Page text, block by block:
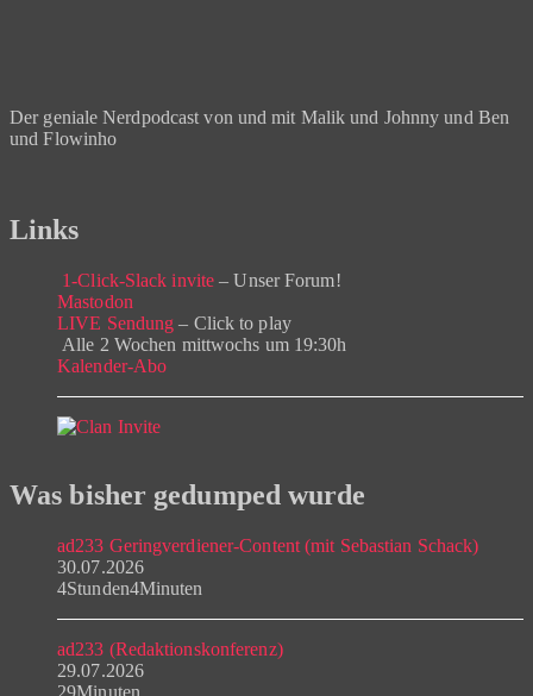
Der geniale Nerdpodcast von und mit Malik und Johnny und Ben
und Flowinho
Links
1-Click-Slack invite – Unser Forum!
Mastodon
LIVE Sendung – Click to play
Alle 2 Wochen mittwochs um 19:30h
Kalender-Abo
Was bisher gedumped wurde
ad233 Geringverdiener-Content (mit Sebastian Schack)
30.07.2026
4Stunden4Minuten
ad233 (Redaktionskonferenz)
29.07.2026